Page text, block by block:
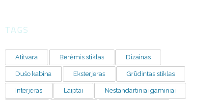
TAGS
Atitvara Berėmis stiklas Dizainas
Dušo kabina Eksterjeras Grūdintas stiklas
Interjeras Laiptai Nestandartiniai gaminiai